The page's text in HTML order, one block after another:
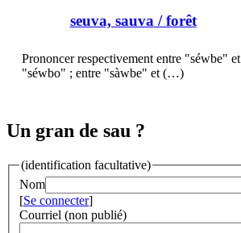
seuva, sauva/ forêt
Prononcer respectivement entre "séwbe" et
"séwbo" ; entre "sàwbe" et (…)
Un gran de sau ?
(identification facultative)
Nom
[Se connecter]
Courriel (non publié)